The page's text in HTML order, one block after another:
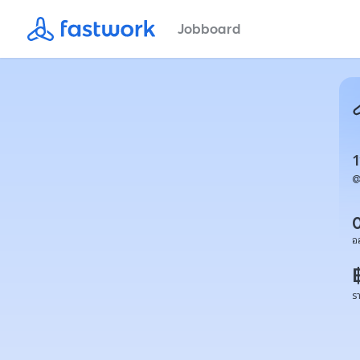
Jobboard
อ